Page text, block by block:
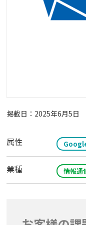
掲載日：2025年6月5日
属性
業種 情報通